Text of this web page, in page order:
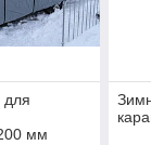
для
мм